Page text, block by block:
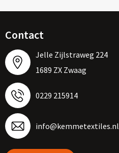
Contact
Jelle Zijlstraweg 224
1689 ZX Zwaag
0229 215914
info@kemmetextiles.nl